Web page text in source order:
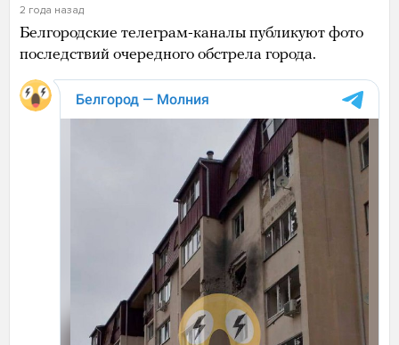
2 года назад
Белгородские телеграм-каналы публикуют фото
последствий очередного обстрела города.